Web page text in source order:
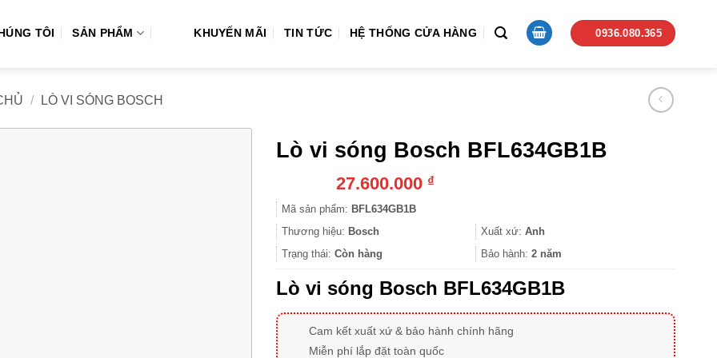
TÔI SẢN PHẨM KHUYẾN MÃI TIN TỨC HỆ THỐNG CỬA HÀNG 0936.080.365
/ LÒ VI SÓNG BOSCH
Lò vi sóng Bosch BFL634GB1B
27.600.000 ₫
Mã sản phẩm: BFL634GB1B
Thương hiệu: Bosch Xuất xứ:Anh
Trạng thái: Còn hàng Bảo hành:2 năm
Lò vi sóng Bosch BFL634GB1B
Cam kết xuất xứ & bảo hành chính hãng
Miễn phí lắp đặt toàn quốc